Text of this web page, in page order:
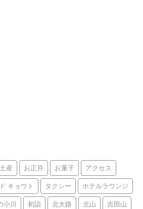
産 お正月 お菓子 アクセス
キョウト タクシー ホテルラウンジ
小川 初詣 北大路 北山 吉田山